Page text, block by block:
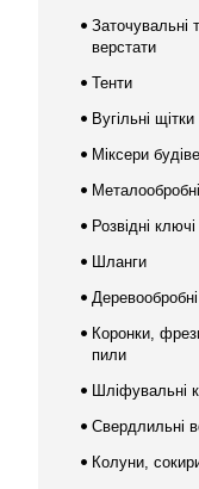
Заточувальні
верстати
Тенти
Вугільні щітки
Міксери
Розвідні ключі
Шланги
Коронки,
пили
Шліфувальні
Свердлильні
Колуни,